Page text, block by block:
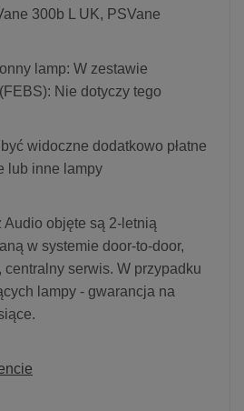
300b L UK, PSVane
lamp: W zestawie
Nie dotyczy tego
widoczne dodatkowo płatne
lub inne lampy
Audio objęte są 2-letnią
w systemie door-to-door,
centralny serwis. W przypadku
lampy - gwarancja na